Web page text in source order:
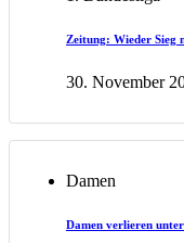
Zeitung: Wieder Sieg
30. November
Damen
Damen verlieren